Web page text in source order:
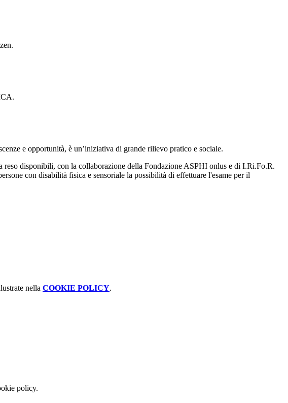
e opportunità, è un’iniziativa di grande rilievo pratico e sociale.
disponibili, con la collaborazione della Fondazione ASPHI onlus e di I.Ri.Fo.R.
con disabilità fisica e sensoriale la possibilità di effettuare l'esame per il
nella COOKIE POLICY.
policy.